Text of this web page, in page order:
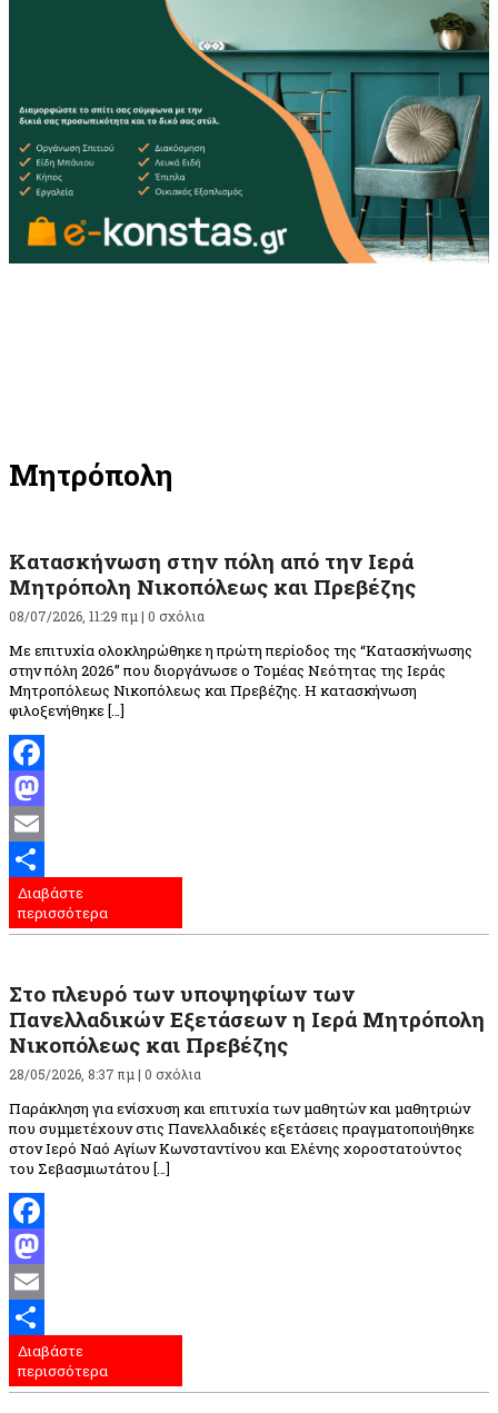
Μητρόπολη
Κατασκήνωση στην πόλη από την Ιερά
Μητρόπολη Νικοπόλεως και Πρεβέζης
08/07/2026, 11:29 πμ | 0 σχόλια
Με επιτυχία ολοκληρώθηκε η πρώτη περίοδος της “Κατασκήνωσης
στην πόλη 2026” που διοργάνωσε ο Τομέας Νεότητας της Ιεράς
Μητροπόλεως Νικοπόλεως και Πρεβέζης. Η κατασκήνωση
φιλοξενήθηκε […]
Facebook
Mastodon
Email
Μοιραστείτε
Διαβάστε
περισσότερα
Στο πλευρό των υποψηφίων των
Πανελλαδικών Εξετάσεων η Ιερά Μητρόπολη
Νικοπόλεως και Πρεβέζης
28/05/2026, 8:37 πμ | 0 σχόλια
Παράκληση για ενίσχυση και επιτυχία των μαθητών και μαθητριών
που συμμετέχουν στις Πανελλαδικές εξετάσεις πραγματοποιήθηκε
στον Ιερό Ναό Αγίων Κωνσταντίνου και Ελένης χοροστατούντος
του Σεβασμιωτάτου […]
Facebook
Mastodon
Email
Μοιραστείτε
Διαβάστε
περισσότερα